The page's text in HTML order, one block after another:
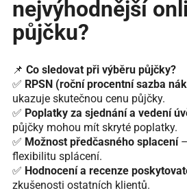
nejvýhodnější
půjčku?
📌 Co sledovat při výběru půjčky?
✅ RPSN (roční procentní sazba
ukazuje skutečnou cenu půjčky.
✅ Poplatky za sjednání a vedení
půjčky mohou mít skryté poplatky.
✅ Možnost předčasného splacení–
flexibilitu splácení.
✅ Hodnocení a recenze
zkušenosti ostatních klientů.